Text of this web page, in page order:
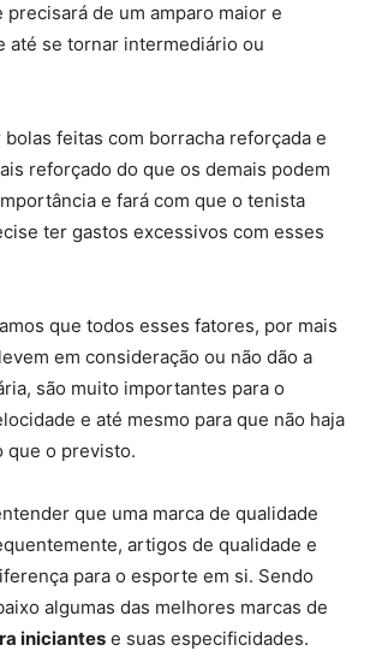
de um amparo maior e
até se tornar intermediário ou
feitas com borracha reforçada e
reforçado do que os demais podem
e fará com que o tenista
ter gastos excessivos com esses
que todos esses fatores, por mais
em consideração ou não dão a
são muito importantes para o
e até mesmo para que não haja
que o previsto.
que uma marca de qualidade
artigos de qualidade e
para o esporte em si. Sendo
algumas das melhores marcas de
iniciantes e suas especificidades.